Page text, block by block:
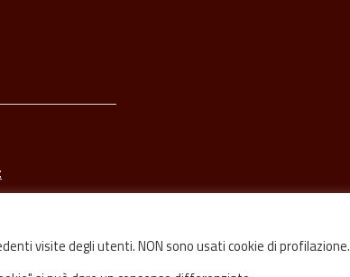
visite degli utenti. NON sono usati cookie di profilazione.